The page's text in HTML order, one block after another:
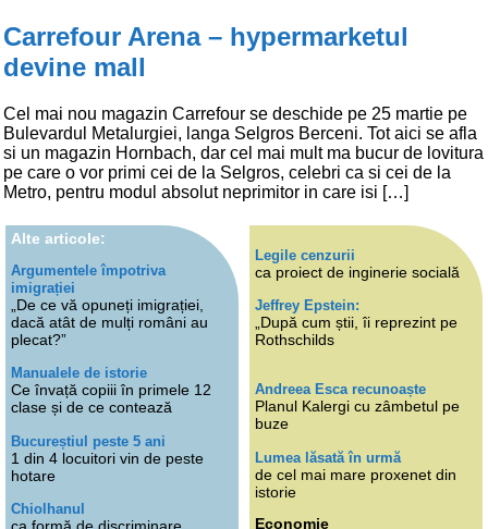
Carrefour Arena – hypermarketul
devine mall
Cel mai nou magazin Carrefour se deschide pe 25 martie pe
Bulevardul Metalurgiei, langa Selgros Berceni. Tot aici se afla
si un magazin Hornbach, dar cel mai mult ma bucur de lovitura
pe care o vor primi cei de la Selgros, celebri ca si cei de la
Metro, pentru modul absolut neprimitor in care isi […]
Alte articole:
Argumentele împotriva
imigrației
„De ce vă opuneți imigrației,
dacă atât de mulți români au
plecat?”
Manualele de istorie
Ce învață copiii în primele 12
clase și de ce contează
Bucureștiul peste 5 ani
1 din 4 locuitori vin de peste
hotare
Chiolhanul
Legile cenzurii
ca proiect de inginerie socială
Jeffrey Epstein:
„După cum știi, îi reprezint pe
Rothschilds
Andreea Esca recunoaște
Planul Kalergi cu zâmbetul pe
buze
Lumea lăsată în urmă
de cel mai mare proxenet din
istorie
Economie